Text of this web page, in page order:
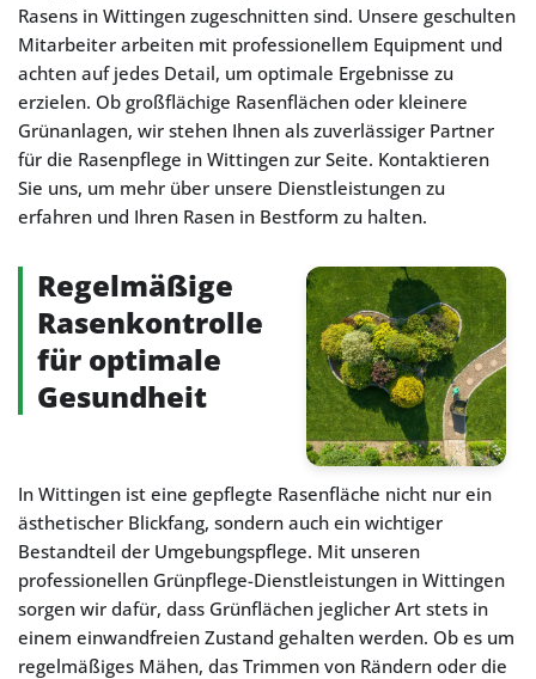
Rasens in Wittingen zugeschnitten sind. Unsere geschulten
Mitarbeiter arbeiten mit professionellem Equipment und
achten auf jedes Detail, um optimale Ergebnisse zu
erzielen. Ob großflächige Rasenflächen oder kleinere
Grünanlagen, wir stehen Ihnen als zuverlässiger Partner
für die Rasenpflege in Wittingen zur Seite. Kontaktieren
Sie uns, um mehr über unsere Dienstleistungen zu
erfahren und Ihren Rasen in Bestform zu halten.
Regelmäßige
Rasenkontrolle
für optimale
Gesundheit
In Wittingen ist eine gepflegte Rasenfläche nicht nur ein
ästhetischer Blickfang, sondern auch ein wichtiger
Bestandteil der Umgebungspflege. Mit unseren
professionellen Grünpflege-Dienstleistungen in Wittingen
sorgen wir dafür, dass Grünflächen jeglicher Art stets in
einem einwandfreien Zustand gehalten werden. Ob es um
regelmäßiges Mähen, das Trimmen von Rändern oder die